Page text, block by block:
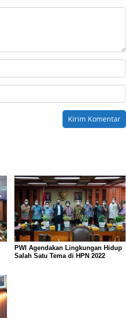
PWI Agendakan Lingkungan Hidup
Salah Satu Tema di HPN 2022